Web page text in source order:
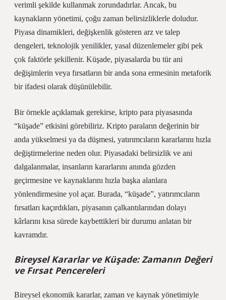
verimli şekilde kullanmak zorundadırlar. Ancak, bu
kaynakların yönetimi, çoğu zaman belirsizliklerle doludur.
Piyasa dinamikleri, değişkenlik gösteren arz ve talep
dengeleri, teknolojik yenilikler, yasal düzenlemeler gibi pek
çok faktörle şekillenir. Küşade, piyasalarda bu tür ani
değişimlerin veya fırsatların bir anda sona ermesinin metaforik
bir ifadesi olarak düşünülebilir.
Bir örnekle açıklamak gerekirse, kripto para piyasasında
“küşade” etkisini görebiliriz. Kripto paraların değerinin bir
anda yükselmesi ya da düşmesi, yatırımcıların kararlarını hızla
değiştirmelerine neden olur. Piyasadaki belirsizlik ve ani
dalgalanmalar, insanların kararlarını anında gözden
geçirmesine ve kaynaklarını hızla başka alanlara
yönlendirmesine yol açar. Burada, “küşade”, yatırımcıların
fırsatları kaçırdıkları, piyasanın çalkantılarından dolayı
kârlarını kısa sürede kaybettikleri bir durumu anlatan bir
kavramdır.
Bireysel Kararlar ve Küşade: Zamanın Değeri
ve Fırsat Pencereleri
Bireysel ekonomik kararlar, zaman ve kaynak yönetimiyle